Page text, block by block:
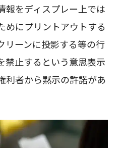
報をディスプレー上では
めにプリントアウトする
リーンに投影する等の行
禁止するという意思表示
利者から黙示の許諾があ